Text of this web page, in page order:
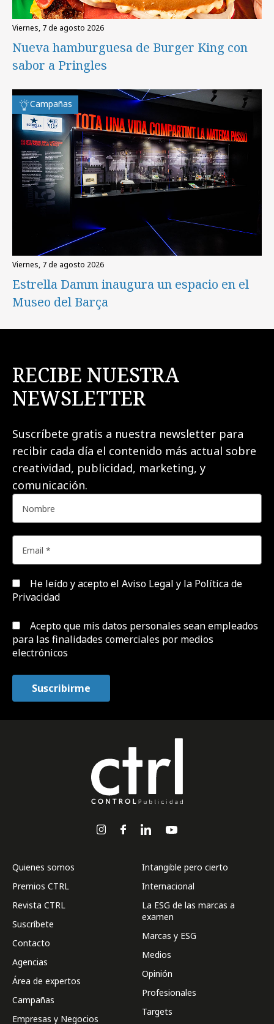
viernes, 7 de agosto 2026
Nueva hamburguesa de Burger King con
sabor a Pringles
Campañas
viernes, 7 de agosto 2026
Estrella Damm inaugura un espacio en el
Museo del Barça
RECIBE NUESTRA
NEWSLETTER
Suscríbete gratis a nuestra newsletter para
recibir cada día el contenido más actual sobre
creatividad, publicidad, marketing, y
comunicación.
He leído y acepto el Aviso Legal y la Política de
Privacidad
Acepto que mis datos personales sean empleados
para las finalidades comerciales por medios
electrónicos
Quienes somos
Premios CTRL
Revista CTRL
Suscríbete
Contacto
Agencias
Área de expertos
Campañas
Empresas y Negocios
Intangible pero cierto
Internacional
La ESG de las marcas a
examen
Marcas y ESG
Medios
Opinión
Profesionales
Targets